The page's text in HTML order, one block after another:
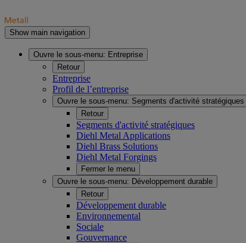
Show main navigation
Ouvre le sous-menu: Entreprise
Retour
Entreprise
Profil de l’entreprise
Ouvre le sous-menu: Segments d'activité stratégiques
Retour
Segments d'activité stratégiques
Diehl Metal Applications
Diehl Brass Solutions
Diehl Metal Forgings
Fermer le menu
Ouvre le sous-menu: Développement durable
Retour
Développement durable
Environnemental
Sociale
Gouvernance